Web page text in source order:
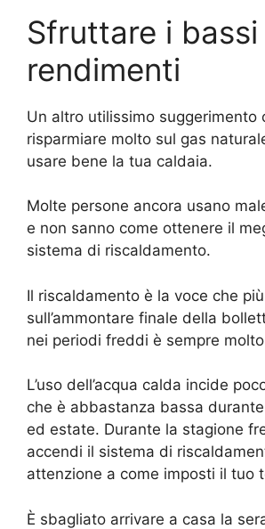
Sfruttare i bassi
rendimenti
Un altro utilissimo suggerimento
risparmiare molto sul gas
usare bene la tua caldaia.
Molte persone ancora usano
e non sanno come ottenere il
sistema di riscaldamento.
Il riscaldamento è la voce che
sull’ammontare finale della
nei periodi freddi è sempre
L’uso dell’acqua calda incide
che è abbastanza bassa
ed estate. Durante la stagione
accendi il sistema di
attenzione a come imposti il tuo
È sbagliato arrivare a casa la